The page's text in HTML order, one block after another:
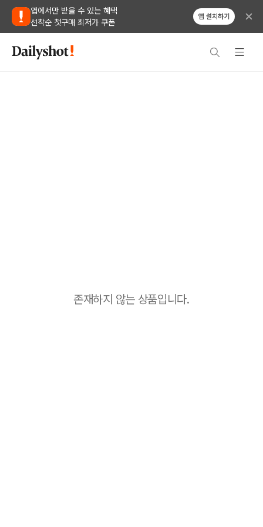
앱에서만 받을 수 있는 혜택
선착순 첫구매 최저가 쿠폰
앱 설치하기
존재하지 않는 상품입니다.